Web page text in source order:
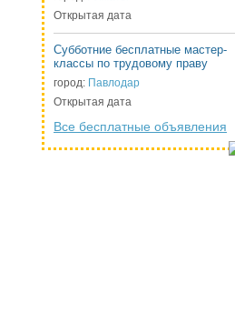
Открытая дата
Субботние бесплатные мастер-
классы по трудовому праву
город: Павлодар
Открытая дата
Все бесплатные объявления